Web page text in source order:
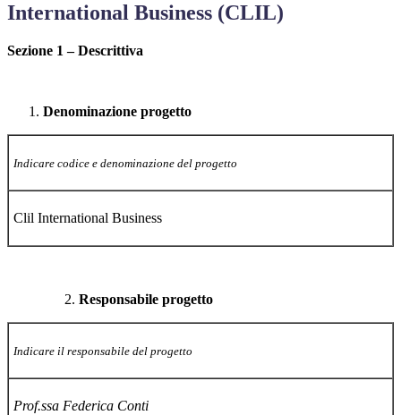
International Business (CLIL)
Sezione 1 – Descrittiva
Denominazione progetto
Indicare codice e denominazione del progetto
Clil International Business
Responsabile progetto
Indicare il responsabile del progetto
Prof.ssa Federica Conti